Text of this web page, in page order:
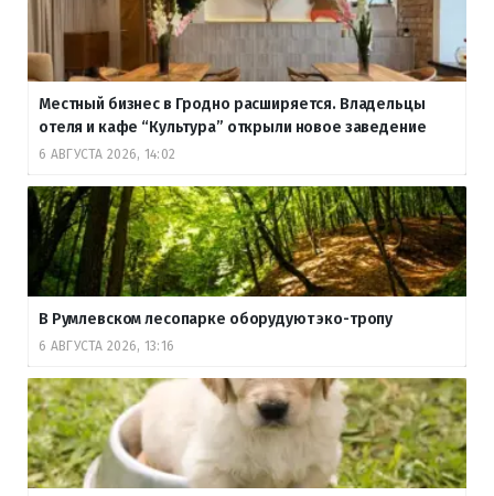
Местный бизнес в Гродно расширяется. Владельцы
отеля и кафе “Культура” открыли новое заведение
6 АВГУСТА 2026, 14:02
В Румлевском лесопарке оборудуют эко-тропу
6 АВГУСТА 2026, 13:16